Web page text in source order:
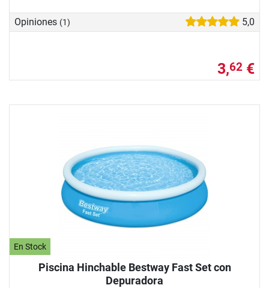
Opiniones (1) 5,0
3,62 €
En Stock
Piscina Hinchable Bestway Fast Set con
Depuradora